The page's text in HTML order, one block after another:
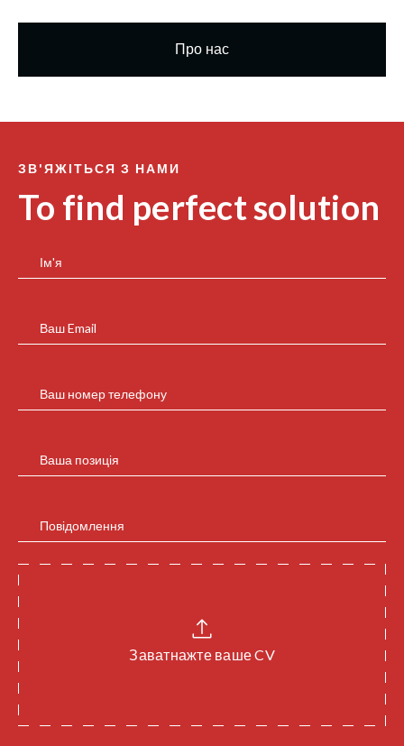
Про нас
ЗВ'ЯЖІТЬСЯ З НАМИ
To find perfect solution
Ім'я
Ваш Email
Ваш номер телефону
Ваша позиція
Повідомлення